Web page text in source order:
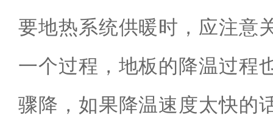
要地热系统供暖时，应注意
一个过程，地板的降温过程
骤降，如果降温速度太快的